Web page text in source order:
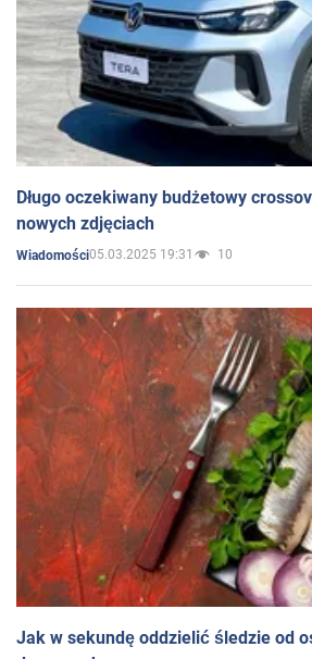
Długo oczekiwany budżetowy
nowych zdjęciach
Wiadomości05.03.2025 19:31 10
Jak w sekundę oddzielić śledzie od